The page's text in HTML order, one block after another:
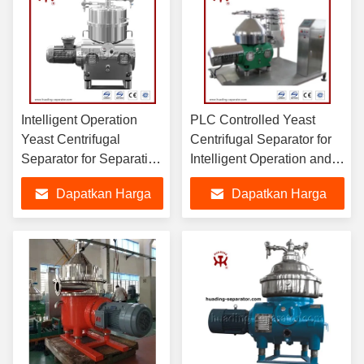
Intelligent Operation
Yeast Centrifugal
Separator for Separating
Mixed Liquids in Food
IndustryDapatkan Harga
PLC Controlled Yeast
Centrifugal Separator for
Intelligent Operation and
High Separation Efficiency
Dapatkan Harga